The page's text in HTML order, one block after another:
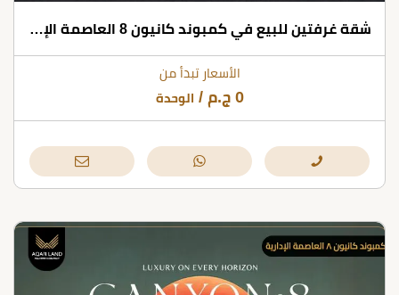
شقة غرفتين للبيع في كمبوند كانيون 8 العاصمة الإدارية
الأسعار تبدأ من
0 ج.م / الوحدة